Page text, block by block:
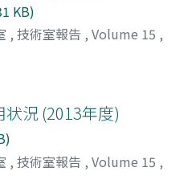
KB)
, 技術室報告 , Volume 15 ,
況 (2013年度)
, 技術室報告 , Volume 15 ,